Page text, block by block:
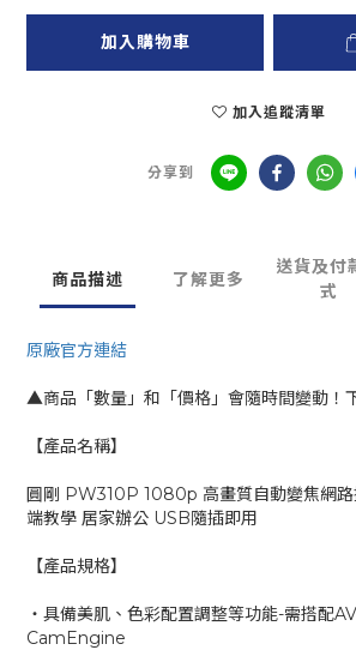
加入購物車
加入追蹤清單
分享到
商品描述 了解更多
送貨及付
式
原廠官方連結
▲商品「數量」和「價格」會隨時間變動！
【產品名稱】
圓剛 PW310P 1080p 高畫質自動變焦網路
端教學 居家辦公 USB隨插即用
【產品規格】
‧具備美肌、色彩配置調整等功能-需搭配
CamEngine